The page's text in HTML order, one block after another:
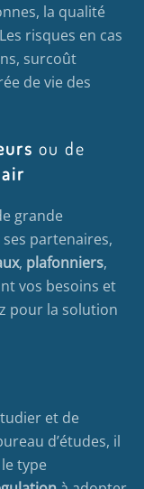
la qualité
risques en cas
surcoût
de vie des
ou de
grande
partenaires,
, plafonniers,
vos besoins et
pour la solution
et de
d’études, il
type